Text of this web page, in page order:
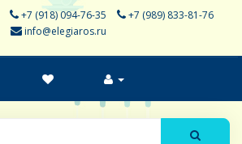
+7 (918) 094-76-35
+7 (989) 833-81-76
info@elegiaros.ru